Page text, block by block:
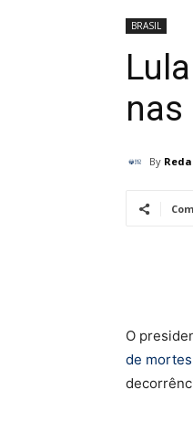
BRASIL
nas
By
O
de